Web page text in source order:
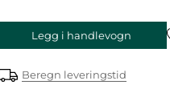
Legg i handlevogn
Beregn leveringstid